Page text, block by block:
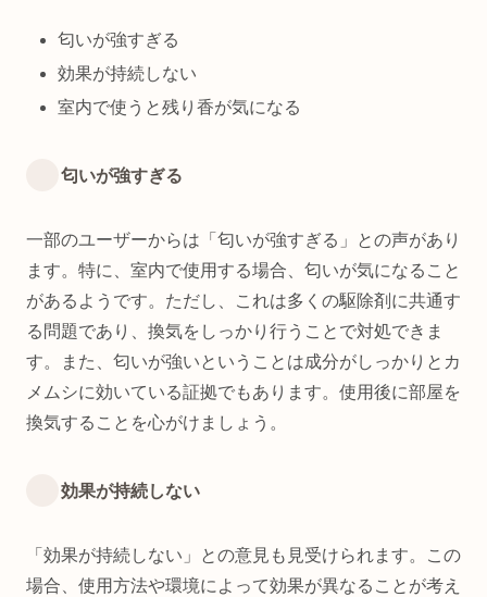
匂いが強すぎる
効果が持続しない
室内で使うと残り香が気になる
匂いが強すぎる
一部のユーザーからは「匂いが強すぎる」との声があり
ます。特に、室内で使用する場合、匂いが気になること
があるようです。ただし、これは多くの駆除剤に共通す
る問題であり、換気をしっかり行うことで対処できま
す。また、匂いが強いということは成分がしっかりとカ
メムシに効いている証拠でもあります。使用後に部屋を
換気することを心がけましょう。
効果が持続しない
「効果が持続しない」との意見も見受けられます。この
場合、使用方法や環境によって効果が異なることが考え